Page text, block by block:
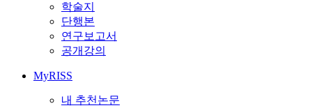
학술지
단행본
연구보고서
공개강의
MyRISS
내 추천논문